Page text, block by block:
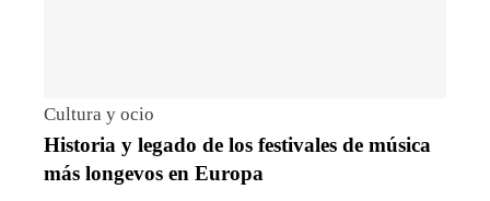
Cultura y ocio
Historia y legado de los festivales de música
más longevos en Europa